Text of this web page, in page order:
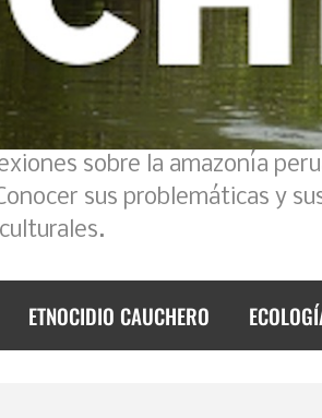
sobre la amazonía
sus problemáticas y
ETNOCIDIO CAUCHERO